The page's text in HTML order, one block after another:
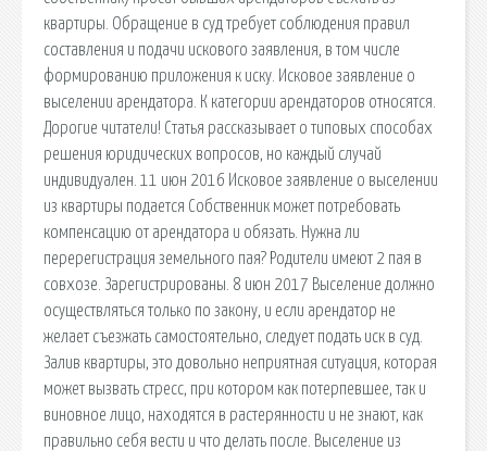
квартиры. Обращение в суд требует соблюдения правил
составления и подачи искового заявления, в том числе
формированию приложения к иску. Исковое заявление о
выселении арендатора. К категории арендаторов относятся.
Дорогие читатели! Статья рассказывает о типовых способах
решения юридических вопросов, но каждый случай
индивидуален. 11 июн 2016 Исковое заявление о выселении
из квартиры подается Собственник может потребовать
компенсацию от арендатора и обязать. Нужна ли
перерегистрация земельного пая? Родители имеют 2 пая в
совхозе. Зарегистрированы. 8 июн 2017 Выселение должно
осуществляться только по закону, и если арендатор не
желает съезжать самостоятельно, следует подать иск в суд.
Залив квартиры, это довольно неприятная ситуация, которая
может вызвать стресс, при котором как потерпевшее, так и
виновное лицо, находятся в растерянности и не знают, как
правильно себя вести и что делать после. Выселение из